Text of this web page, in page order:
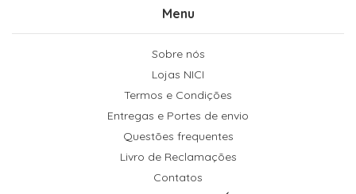
Menu
Sobre nós
Lojas NICI
Termos e Condições
Entregas e Portes de envio
Questões frequentes
Livro de Reclamações
Contatos